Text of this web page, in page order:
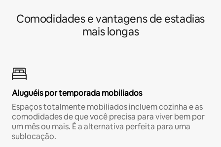
Comodidades e vantagens de estadias
mais longas
Aluguéis por temporada mobiliados
Espaços totalmente mobiliados incluem cozinha e as
comodidades de que você precisa para viver bem por
um mês ou mais. É a alternativa perfeita para uma
sublocação.